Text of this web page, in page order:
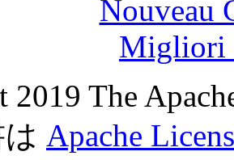
Nouveau
Migliori
2019 The
Apache